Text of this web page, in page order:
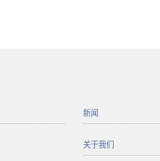
新闻
关于我们